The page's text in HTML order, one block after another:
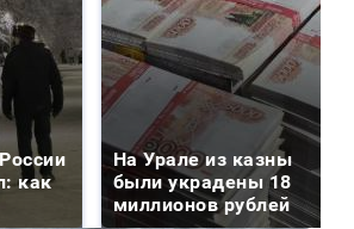
как
На Урале из казны
были украдены 18
миллионов рублей